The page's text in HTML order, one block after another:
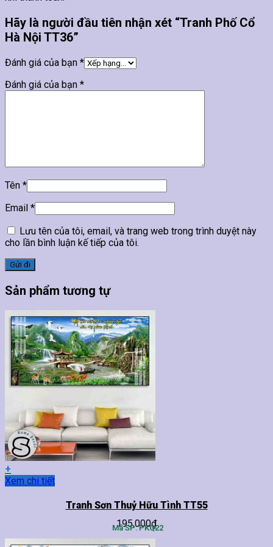
Hãy là người đầu tiên nhận xét “Tranh Phố Cổ
Hà Nội TT36”
Đánh giá của bạn *
Đánh giá của bạn *
Tên *
Email *
Lưu tên của tôi, email, và trang web trong trình duyệt này
cho lần bình luận kế tiếp của tôi.
Sản phẩm tương tự
+
Sản
biến
Xem chi tiết
Tranh Sơn Thuỷ Hữu Tình TT55
195,000₫
Mã SP: PKQ22